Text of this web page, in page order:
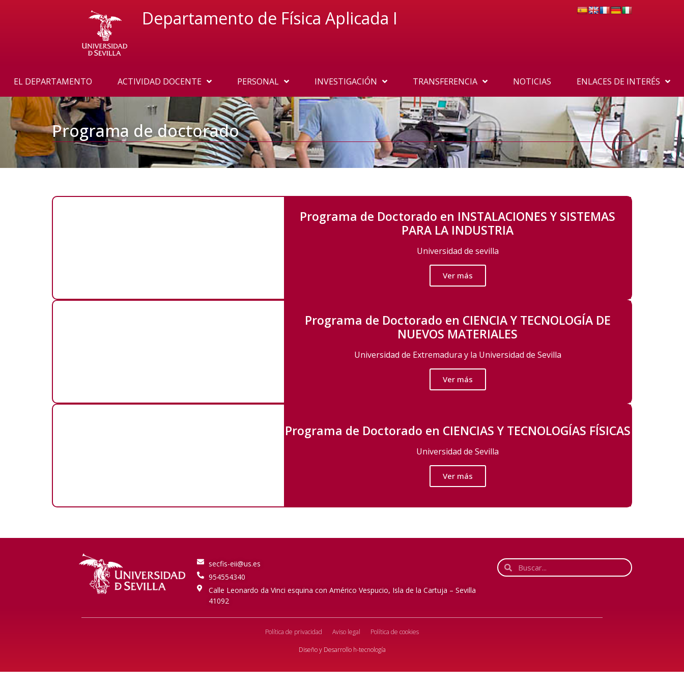
Departamento de Física Aplicada I
EL DEPARTAMENTO ACTIVIDAD DOCENTE PERSONAL INVESTIGACIÓN TRANSFERENCIA NOTICIAS ENLACES DE INTERÉS
Programa de doctorado
Programa de Doctorado en INSTALACIONES Y SISTEMAS
PARA LA INDUSTRIA
Universidad de sevilla
Ver más
Programa de Doctorado en CIENCIA Y TECNOLOGÍA DE
NUEVOS MATERIALES
Universidad de Extremadura y la Universidad de Sevilla
Ver más
Programa de Doctorado en CIENCIAS Y TECNOLOGÍAS FÍSICAS
Universidad de Sevilla
Ver más
secfis-eii@us.es
954554340
Calle Leonardo da Vinci esquina con Américo Vespucio, Isla de la Cartuja – Sevilla
41092
Política de privacidad Aviso legal Política de cookies
Diseño y Desarrollo h-tecnología